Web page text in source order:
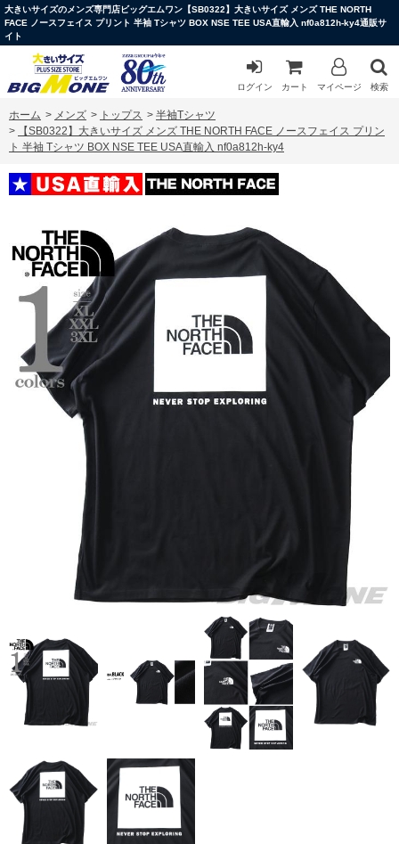
大きいサイズのメンズ専門店ビッグエムワン【SB0322】大きいサイズ メンズ THE NORTH
FACE ノースフェイス プリント 半袖 Tシャツ BOX NSE TEE USA直輸入 nf0a812h-ky4通販サ
イト
ログイン カート マイページ 検索
ホーム > メンズ > トップス > 半袖Tシャツ
>
【SB0322】大きいサイズ メンズ THE NORTH FACE ノースフェイス プリン
ト 半袖 Tシャツ BOX NSE TEE USA直輸入 nf0a812h-ky4